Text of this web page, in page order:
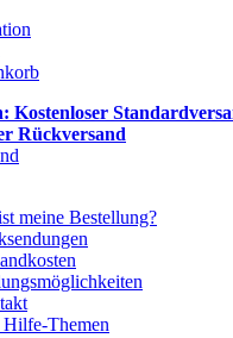
Kostenloser
Rückversand
meine Bestellung?
Themen